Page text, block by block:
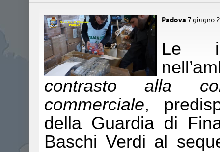
Padova 7 giugno
Le
contrasto alla
commerciale,
della Guardia di
Baschi Verdi al